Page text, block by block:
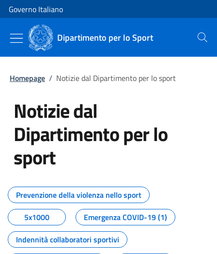
Vai al contenuto
Vai alla navigazione del sito
Governo Italiano
Dipartimento per lo Sport Cerca
Homepage / Notizie dal Dipartimento per lo sport
Notizie dal
Dipartimento per lo
sport
Tutti i contenuti della pagina
Prevenzione della violenza nello sport
5x1000
Emergenza COVID-19 (1)
Indennità collaboratori sportivi